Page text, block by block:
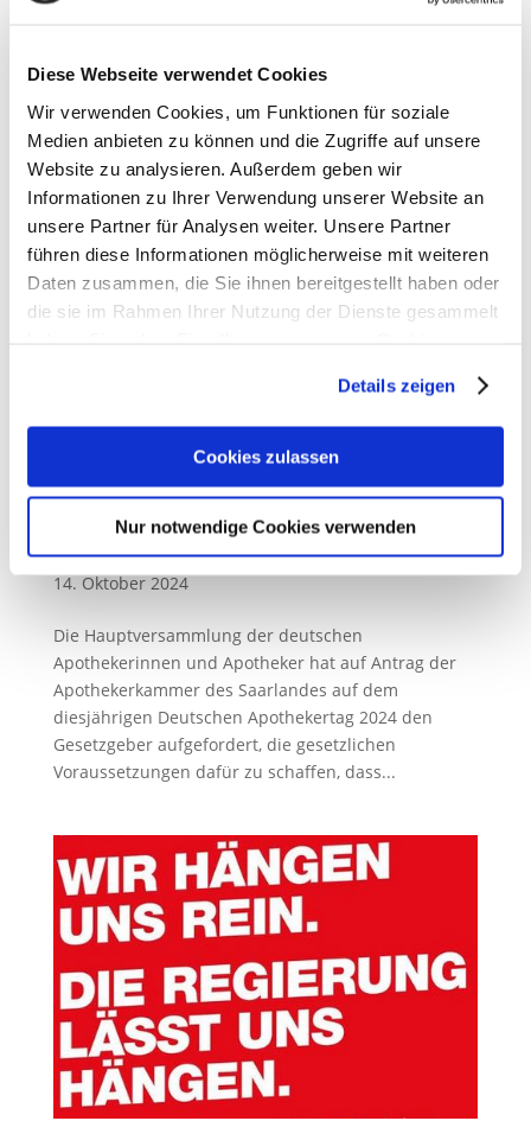
Diese Webseite verwendet Cookies
Wir verwenden Cookies, um Funktionen für soziale
Medien anbieten zu können und die Zugriffe auf unsere
Website zu analysieren. Außerdem geben wir
Informationen zu Ihrer Verwendung unserer Website an
unsere Partner für Analysen weiter. Unsere Partner
führen diese Informationen möglicherweise mit weiteren
Daten zusammen, die Sie ihnen bereitgestellt haben oder
die sie im Rahmen Ihrer Nutzung der Dienste gesammelt
Erfahren Sie in unsererDatenschutzerklärungmehr
darüber, wer wir sind, wie Sie uns kontaktieren können
und wie wir personenbezogene Daten verarbeiten.
Sie können Ihre Einwilligung jederzeit von derCookie-
Details zeigen
Cookies zulassen
Nur notwendige Cookies verwenden
des Saarlandes: „Die Zahl der
Apothekenschließungen verharrt...
Die Hauptversammlung der deutschen
Apothekerinnen und Apotheker fordert
Ausbildungsvergütung für Pharmazeutisch-
Technische Assistent:innen
14. Oktober 2024
Die Hauptversammlung der deutschen
Apothekerinnen und Apotheker hat auf Antrag der
Apothekerkammer des Saarlandes auf dem
diesjährigen Deutschen Apothekertag 2024 den
Gesetzgeber aufgefordert, die gesetzlichen
Voraussetzungen dafür zu schaffen, dass...